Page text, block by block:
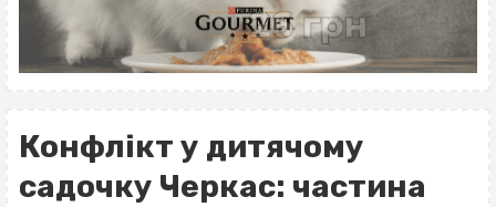
Конфлікт у дитячому
садочку Черкас: частина